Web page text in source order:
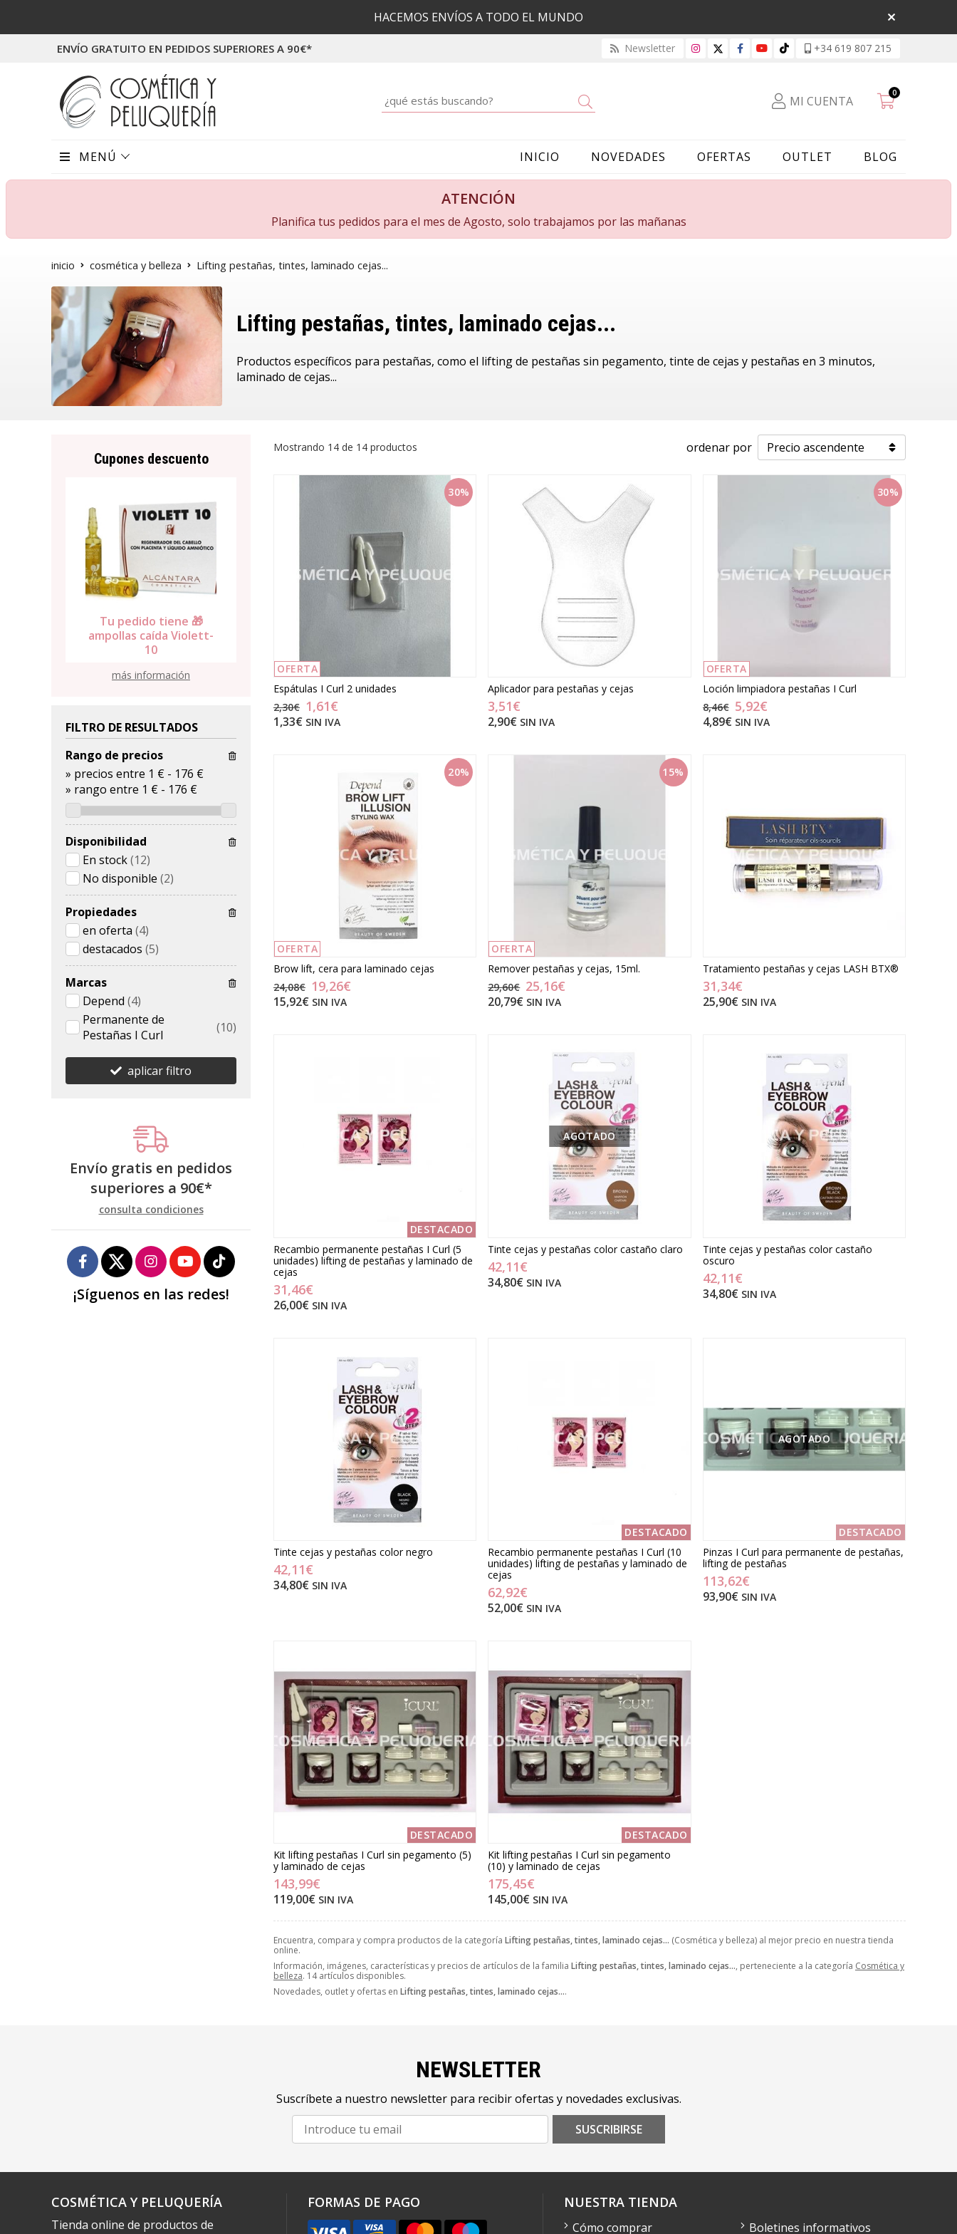
HACEMOS ENVÍOS A TODO EL MUNDO
ENVÍO GRATUITO EN PEDIDOS SUPERIORES A 90€* Newsletter +34 619 807 215
MI CUENTA
0
MENÚ INICIO NOVEDADES OFERTAS OUTLET BLOG
ATENCIÓN
Planifica tus pedidos para el mes de Agosto, solo trabajamos por las mañanas
inicio cosmética y belleza Lifting pestañas, tintes, laminado cejas...
Lifting pestañas, tintes, laminado cejas...
Productos específicos para pestañas, como el lifting de pestañas sin pegamento, tinte de cejas y pestañas en 3 minutos,
laminado de cejas...
Encuentra, compara y compra productos de la categoría Lifting pestañas, tintes, laminado cejas... (Cosmética y belleza) al mejor precio en nuestra tienda
online.
Información, imágenes, características y precios de artículos de la familia Lifting pestañas, tintes, laminado cejas..., perteneciente a la categoría Cosmética y
belleza. 14 artículos disponibles.
Novedades, outlet y ofertas en Lifting pestañas, tintes, laminado cejas....
Mostrando 14 de 14 productos ordenar por
30%
OFERTA
Espátulas I Curl 2 unidades
2,30€ 1,61€
1,33€ SIN IVA
Aplicador para pestañas y cejas
3,51€
2,90€ SIN IVA
30%
OFERTA
Loción limpiadora pestañas I Curl
8,46€ 5,92€
4,89€ SIN IVA
20%
OFERTA
Brow lift, cera para laminado cejas
24,08€ 19,26€
15,92€ SIN IVA
15%
OFERTA
Remover pestañas y cejas, 15ml.
29,60€ 25,16€
20,79€ SIN IVA
Tratamiento pestañas y cejas LASH BTX®
31,34€
25,90€ SIN IVA
DESTACADO
Recambio permanente pestañas I Curl (5
unidades) lifting de pestañas y laminado de
cejas
31,46€
26,00€ SIN IVA
AGOTADO
Tinte cejas y pestañas color castaño claro
42,11€
34,80€ SIN IVA
Tinte cejas y pestañas color castaño
oscuro
42,11€
34,80€ SIN IVA
Tinte cejas y pestañas color negro
42,11€
34,80€ SIN IVA
DESTACADO
Recambio permanente pestañas I Curl (10
unidades) lifting de pestañas y laminado de
cejas
62,92€
52,00€ SIN IVA
DESTACADO
AGOTADO
Pinzas I Curl para permanente de pestañas,
lifting de pestañas
113,62€
93,90€ SIN IVA
DESTACADO
Kit lifting pestañas I Curl sin pegamento (5)
y laminado de cejas
143,99€
119,00€ SIN IVA
DESTACADO
Kit lifting pestañas I Curl sin pegamento
(10) y laminado de cejas
175,45€
145,00€ SIN IVA
Cupones descuento
Tu pedido tiene 🎁
ampollas caída Violett-
10
más información
FILTRO DE RESULTADOS
Rango de precios
» precios entre 1 € - 176 €
» rango entre 1 € - 176 €
Disponibilidad
En stock(12)
No disponible (2)
Propiedades
en oferta (4)
destacados (5)
Marcas
Depend (4)
Permanente de
Pestañas I Curl
(10)
aplicar filtro
Envío gratis en pedidos
superiores a 90€*
consulta condiciones
¡Síguenos en las redes!
NEWSLETTER
Suscríbete a nuestro newsletter para recibir ofertas y novedades exclusivas.
SUSCRIBIRSE
COSMÉTICA Y PELUQUERÍA
Tienda online de productos de
FORMAS DE PAGO NUESTRA TIENDA
Cómo comprar Boletines informativos